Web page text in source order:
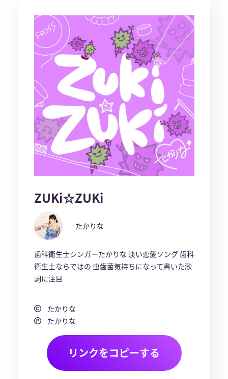
ZUKi☆ZUKi
たかりな
歯科衛生士シンガーたかりな 淡い恋愛ソング 歯科
衛生士ならではの 虫歯菌気持ちになって書いた歌
詞に注目
たかりな
たかりな
リンクをコピーする